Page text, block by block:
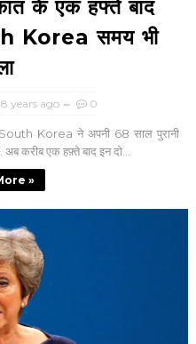
के एक हफ्ते बाद
Korea समय भी
8 years ago 0
Korea ने अपनी 68 साल पुरानी
करीब एक हफ़्ते बाद इन दो...
»